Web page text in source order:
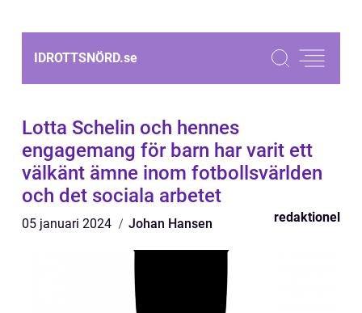
IDROTTSNÖRD.se
Lotta Schelin och hennes
engagemang för barn har varit ett
välkänt ämne inom fotbollsvärlden
och det sociala arbetet
05 januari 2024 Johan Hansen redaktionel